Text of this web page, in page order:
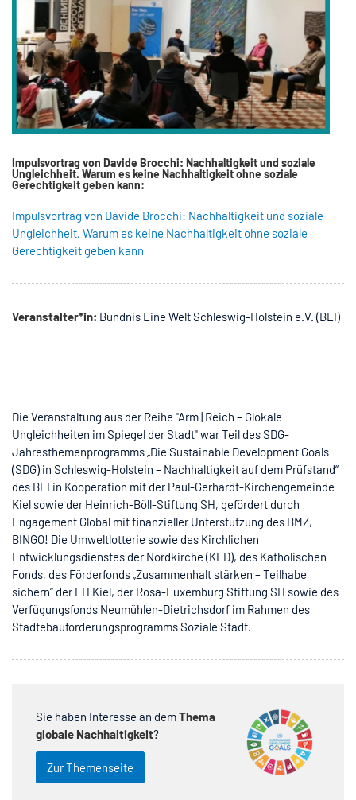
Impulsvortrag von Davide Brocchi: Nachhaltigkeit und soziale
Ungleichheit. Warum es keine Nachhaltigkeit ohne soziale
Gerechtigkeit geben kann:
Impulsvortrag von Davide Brocchi: Nachhaltigkeit und soziale
Ungleichheit. Warum es keine Nachhaltigkeit ohne soziale
Gerechtigkeit geben kann
Veranstalter*in: Bündnis Eine Welt Schleswig-Holstein e.V. (BEI)
Die Veranstaltung aus der Reihe "Arm | Reich – Glokale
Ungleichheiten im Spiegel der Stadt" war Teil des SDG-
Jahresthemenprogramms „Die Sustainable Development Goals
(SDG) in Schleswig-Holstein – Nachhaltigkeit auf dem Prüfstand“
des BEI in Kooperation mit der Paul-Gerhardt-Kirchengemeinde
Kiel sowie der Heinrich-Böll-Stiftung SH, gefördert durch
Engagement Global mit finanzieller Unterstützung des BMZ,
BINGO! Die Umweltlotterie sowie des Kirchlichen
Entwicklungsdienstes der Nordkirche (KED), des Katholischen
Fonds, des Förderfonds „Zusammenhalt stärken – Teilhabe
sichern“ der LH Kiel, der Rosa-Luxemburg Stiftung SH sowie des
Verfügungsfonds Neumühlen-Dietrichsdorf im Rahmen des
Städtebauförderungsprogramms Soziale Stadt.
Sie haben Interesse an demThema
globale Nachhaltigkeit?
Zur Themenseite